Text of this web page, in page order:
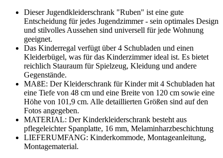
Dieser Jugendkleiderschrank "Ruben" ist eine gute
Entscheidung für jedes Jugendzimmer - sein optimales Design
und stilvolles Aussehen sind universell für jede Wohnung
geeignet.
Das Kinderregal verfügt über 4 Schubladen und einen
Kleiderbügel, was für das Kinderzimmer ideal ist. Es bietet
reichlich Stauraum für Spielzeug, Kleidung und andere
Gegenstände.
MAßE: Der Kleiderschrank für Kinder mit 4 Schubladen hat
eine Tiefe von 48 cm und eine Breite von 120 cm sowie eine
Höhe von 101,9 cm. Alle detaillierten Größen sind auf den
Fotos angegeben.
MATERIAL: Der Kinderkleiderschrank besteht aus
pflegeleichter Spanplatte, 16 mm, Melaminharzbeschichtung
LIEFERUMFANG: Kinderkommode, Montageanleitung,
Montagematerial.